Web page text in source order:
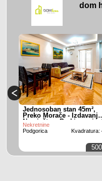
dom
Jednosoban stan 45m²,
Preko Morače -
Namješten, Parking
Nekretnine
Podgorica